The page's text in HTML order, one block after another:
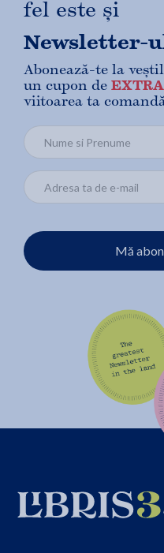
fel este și
Newsletter-
Abonează-te la
un cupon de EXTRA
viitoarea ta
Mă